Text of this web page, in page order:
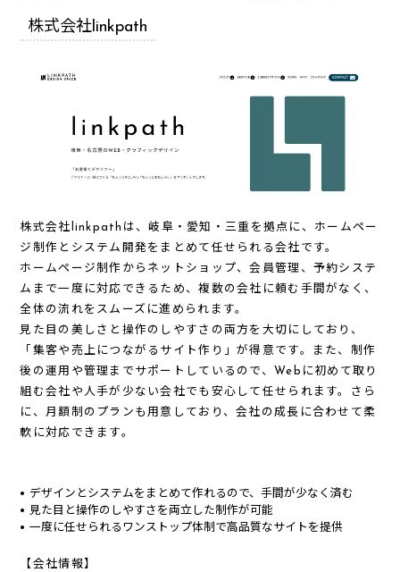
株式会社linkpath
株式会社linkpathは、岐阜・愛知・三重を拠点に、ホームペー
ジ制作とシステム開発をまとめて任せられる会社です。
ホームページ制作 から ネットショップ 、会員管理 、 予約システ
ム まで一度に対応できるため、複数の会社に頼む手間がなく、
全体の流れをスムーズに進められます。
見た目の美しさと操作のしやすさの両方を大切にしており、
「集客や売上につながるサイト作り」が得意です。また、制作
後の運用や管理までサポートしているので、Webに初めて取り
組む会社や人手が少ない会社でも安心して任せられます。さら
に、月額制のプランも用意しており、会社の成長に合わせて柔
軟に対応できます。
デザインとシステムをまとめて作れるので、手間が少なく済む
見た目と操作のしやすさを両立した制作が可能
一度に任せられるワンストップ体制で高品質なサイトを提供
【会社情報】